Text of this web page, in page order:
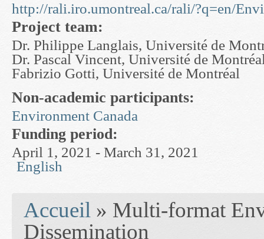
http://rali.iro.umontreal.ca/rali/?q=en/
Project team:
Dr. Philippe Langlais, Université de
Dr. Pascal Vincent, Université de
Fabrizio Gotti, Université de Montréal
Non-academic participants:
Environment Canada
Funding period:
April 1, 2021 - March 31, 2021
English
Accueil » Multi-format
Dissemination